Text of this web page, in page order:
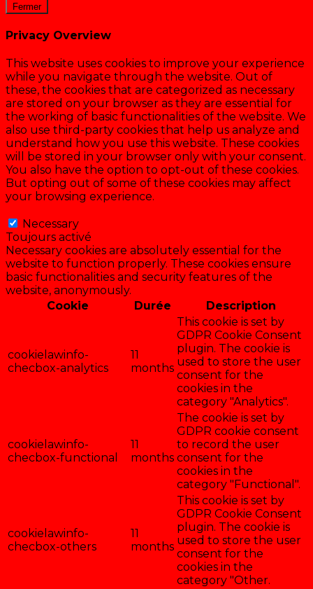
Fermer
Privacy Overview
This website uses cookies to improve your experience
while you navigate through the website. Out of
these, the cookies that are categorized as necessary
are stored on your browser as they are essential for
the working of basic functionalities of the website. We
also use third-party cookies that help us analyze and
understand how you use this website. These cookies
will be stored in your browser only with your consent.
You also have the option to opt-out of these cookies.
But opting out of some of these cookies may affect
your browsing experience.
Necessary
Toujours activé
Necessary cookies are absolutely essential for the
website to function properly. These cookies ensure
basic functionalities and security features of the
website, anonymously.
Cookie
Durée Description
cookielawinfo-
checbox-analytics
11
months
This cookie is set by
GDPR Cookie Consent
plugin. The cookie is
used to store the user
consent for the
cookies in the
category "Analytics".
cookielawinfo-
checbox-functional
11
months
The cookie is set by
GDPR cookie consent
to record the user
consent for the
cookies in the
category "Functional".
cookielawinfo-
checbox-others
11
months
This cookie is set by
GDPR Cookie Consent
plugin. The cookie is
used to store the user
consent for the
cookies in the
category "Other.